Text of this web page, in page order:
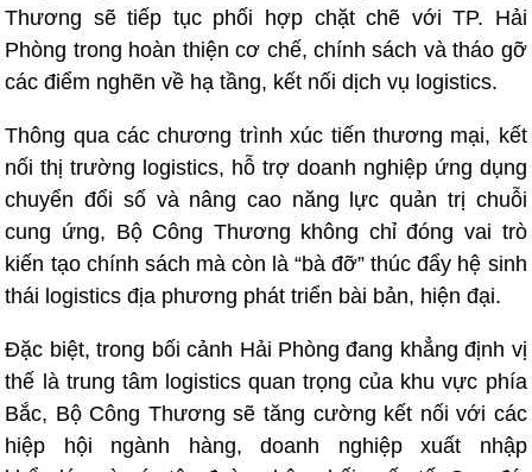
Thương sẽ tiếp tục phối hợp chặt chẽ với TP. Hải
Phòng trong hoàn thiện cơ chế, chính sách và tháo gỡ
các điểm nghẽn về hạ tầng, kết nối dịch vụ logistics.
Thông qua các chương trình xúc tiến thương mại, kết
nối thị trường logistics, hỗ trợ doanh nghiệp ứng dụng
chuyển đổi số và nâng cao năng lực quản trị chuỗi
cung ứng, Bộ Công Thương không chỉ đóng vai trò
kiến tạo chính sách mà còn là “bà đỡ” thúc đẩy hệ sinh
thái logistics địa phương phát triển bài bản, hiện đại.
Đặc biệt, trong bối cảnh Hải Phòng đang khẳng định vị
thế là trung tâm logistics quan trọng của khu vực phía
Bắc, Bộ Công Thương sẽ tăng cường kết nối với các
hiệp hội ngành hàng, doanh nghiệp xuất nhập